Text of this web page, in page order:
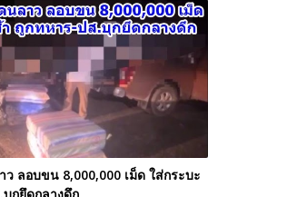
ลอบขน 8,000,000 เม็ด ใส่กระบะ